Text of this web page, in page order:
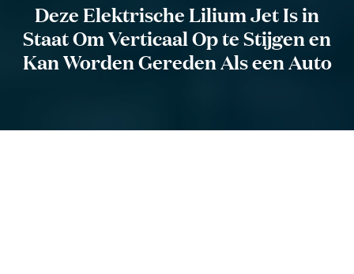
Deze Elektrische Lilium Jet Is in
Staat Om Verticaal Op te Stijgen en
Kan Worden Gereden Als een Auto